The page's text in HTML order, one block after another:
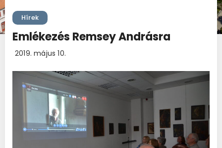
Hírek
Emlékezés Remsey Andrásra
2019. május 10.